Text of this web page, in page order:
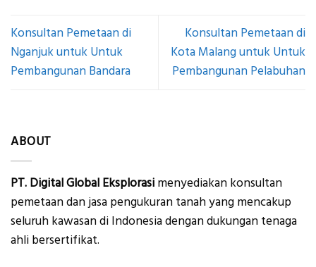
Konsultan Pemetaan di
Nganjuk untuk Untuk
Pembangunan Bandara
Konsultan Pemetaan di
Kota Malang untuk Untuk
Pembangunan Pelabuhan
ABOUT
PT. Digital Global Eksplorasi menyediakan konsultan
pemetaan dan jasa pengukuran tanah yang mencakup
seluruh kawasan di Indonesia dengan dukungan tenaga
ahli bersertifikat.